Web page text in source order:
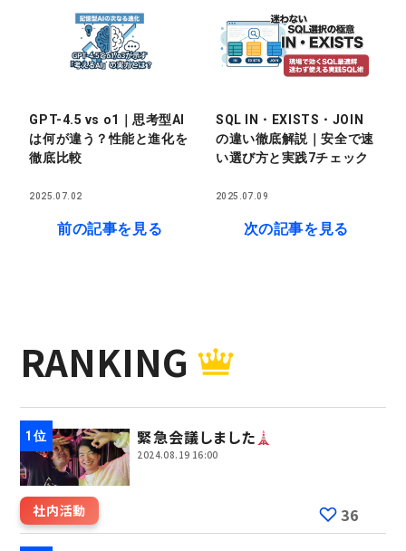
GPT-4.5 vs o1｜思考型AI
は何が違う？性能と進化を
徹底比較
2025.07.02
前の記事を見る
SQL IN・EXISTS・JOIN
の違い徹底解説｜安全で速
い選び方と実践7チェック
2025.07.09
次の記事を見る
RANKING
緊急会議しました
2024.08.19 16:00
社内活動 36